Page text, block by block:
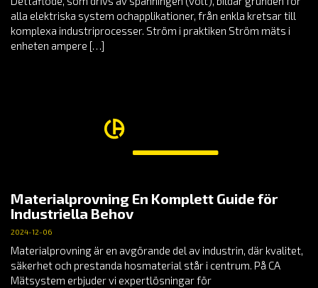
alla elektriska system ochapplikationer, från enkla kretsar till
komplexa industriprocesser. Ström i praktiken Ström mäts i
enheten ampere […]
Materialprovning En Komplett Guide för
Industriella Behov
2024-12-06
Materialprovning är en avgörande del av industrin, där kvalitet,
säkerhet och prestanda hosmaterial står i centrum. På CA
Mätsystem erbjuder vi expertlösningar för